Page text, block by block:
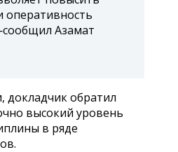
оперативность
Азамат
докладчик обратил
высокий уровень
в ряде